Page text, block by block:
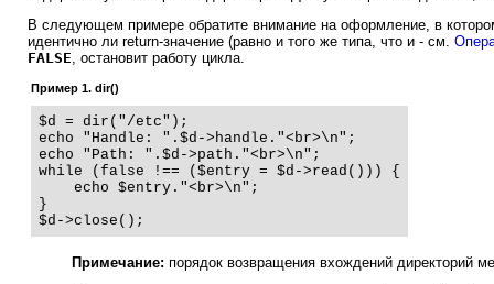
В следующем примере обратите внимание на оформление, в
идентично ли return-значение (равно и того же типа, что и - см.
FALSE, остановит работу цикла.
Пример 1. dir()
$d = dir("/etc");
echo "Handle: ".$d->handle."<br>\n";
echo "Path: ".$d->path."<br>\n";
while (false !== ($entry = $d->read())) {
    echo $entry."<br>\n";
}
$d->close();
Примечание: порядок возвращения вхождений директорий